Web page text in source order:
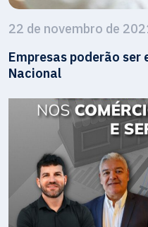
22 de novembro de
Empresas poderão ser
Nacional